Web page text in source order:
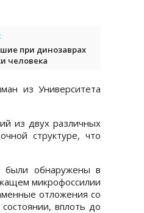
при динозаврах
человека
из Университета
из двух различных
структуре, что
были обнаружены в
микрофоссилии
отложения со
вплоть до